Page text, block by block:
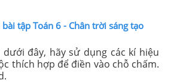
tập Toán 6 - Chân trời sáng tạo
đây, hãy sử dụng các kí hiệu
thích hợp để điền vào chỗ chấm.